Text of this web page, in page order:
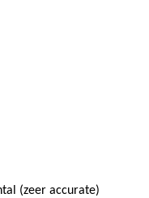
(zeer accurate)